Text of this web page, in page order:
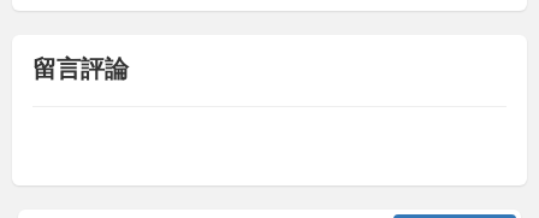
留言評論